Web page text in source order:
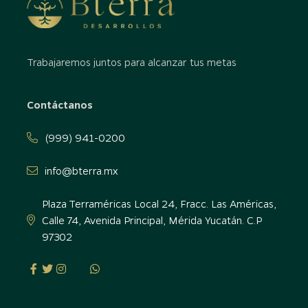
Trabajaremos juntos para alcanzar tus metas
Contáctanos
(999) 941-0200
info@bterra.mx
Plaza Terraméricas Local 24, Fracc. Las Américas,
Calle 74, Avenida Principal, Mérida Yucatán. C.P
97302